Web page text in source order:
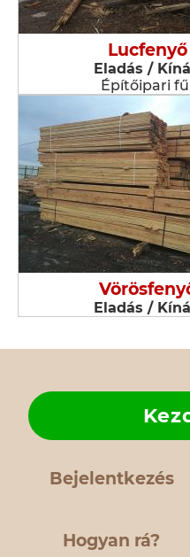
Eladás /
Építőipari
Eladás /
Bejelentkezés
Hogyan rá?